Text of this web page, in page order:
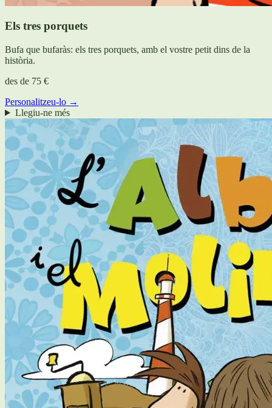
Els tres porquets
Bufa que bufaràs: els tres porquets, amb el vostre petit dins de la
història.
des de 75 €
Personalitzeu-lo →
Llegiu-ne més